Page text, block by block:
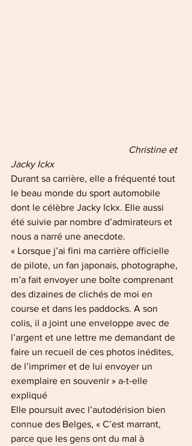
Christine et
Jacky Ickx
Durant sa carrière, elle a fréquenté tout
le beau monde du sport automobile
dont le célèbre Jacky Ickx. Elle aussi
été suivie par nombre d’admirateurs et
nous a narré une anecdote.
« Lorsque j’ai fini ma carrière officielle
de pilote, un fan japonais, photographe,
m’a fait envoyer une boîte comprenant
des dizaines de clichés de moi en
course et dans les paddocks. A son
colis, il a joint une enveloppe avec de
l’argent et une lettre me demandant de
faire un recueil de ces photos inédites,
de l’imprimer et de lui envoyer un
exemplaire en souvenir » a-t-elle
expliqué
Elle poursuit avec l’autodérision bien
connue des Belges, « C’est marrant,
parce que les gens ont du mal à